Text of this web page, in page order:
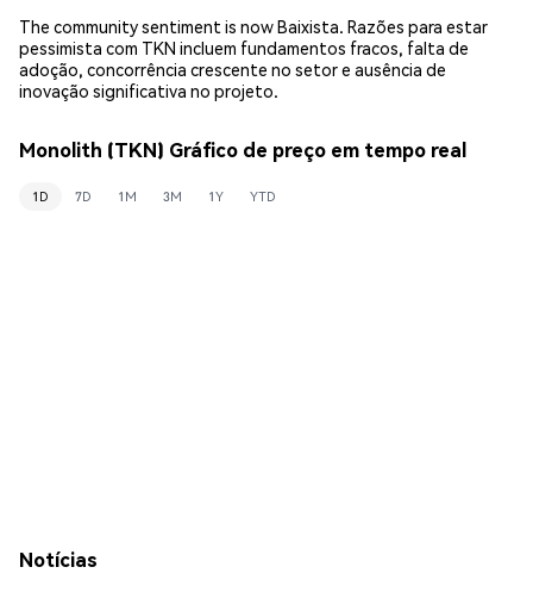
The community sentiment is now Baixista. Razões para estar
pessimista com TKN incluem fundamentos fracos, falta de
adoção, concorrência crescente no setor e ausência de
inovação significativa no projeto.
Monolith (TKN) Gráfico de preço em tempo real
1D 7D 1M 3M 1Y YTD
Notícias